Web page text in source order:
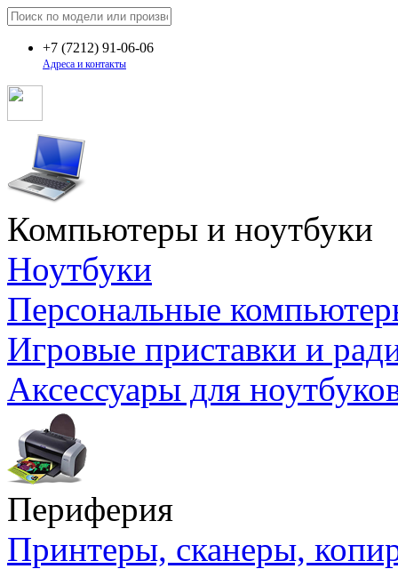
+7 (7212) 91-06-06
Адреса и контакты
Компьютеры и ноутбуки
Ноутбуки
Персональные
Игровые приставки и
Аксессуары для
Периферия
Принтеры, сканеры,